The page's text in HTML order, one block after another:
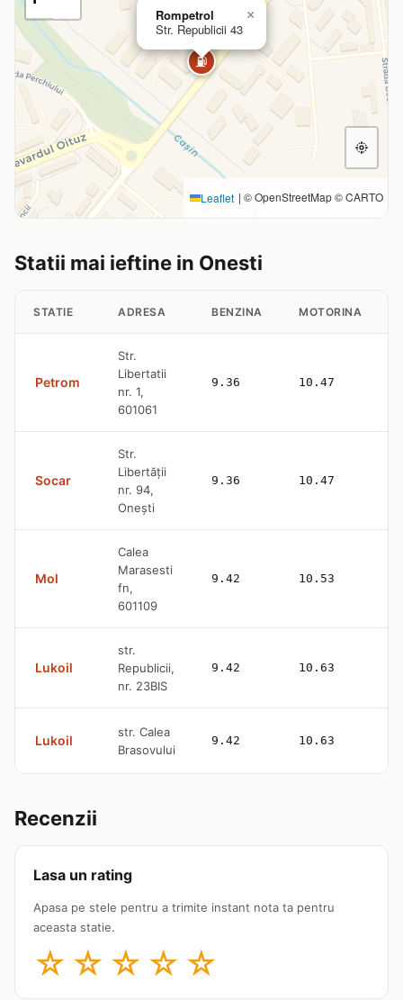
⛽
Rompetrol
Str. Republicii 43
×
Leaflet | © OpenStreetMap © CARTO
Statii mai ieftine in Onesti
STATIE ADRESA BENZINA MOTORINA
Petrom
Str.
Libertatii
nr. 1,
601061
9.36 10.47
Socar
Str.
Libertății
nr. 94,
Onești
9.36 10.47
Mol
Calea
Marasesti
fn,
601109
9.42 10.53
Lukoil
str.
Republicii,
nr. 23BIS
9.42 10.63
Lukoil
str. Calea
Brasovului
9.42 10.63
Recenzii
Lasa un rating
Apasa pe stele pentru a trimite instant nota ta pentru
aceasta statie.
☆ ☆ ☆ ☆ ☆